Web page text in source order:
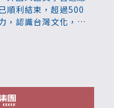
順利結束，超過500
，認識台灣文化，進